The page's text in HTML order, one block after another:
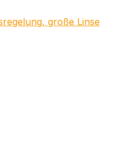
große Linse